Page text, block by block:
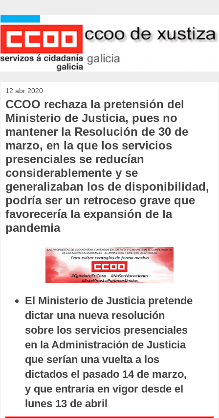
12 abr 2020
CCOO rechaza la pretensión del
Ministerio de Justicia, pues no
mantener la Resolución de 30 de
marzo, en la que los servicios
presenciales se reducían
considerablemente y se
generalizaban los de disponibilidad,
podría ser un retroceso grave que
favorecería la expansión de la
pandemia
El Ministerio de Justicia pretende
dictar una nueva resolución
sobre los servicios presenciales
en la Administración de Justicia
que serían una vuelta a los
dictados el pasado 14 de marzo,
y que entraría en vigor desde el
lunes 13 de abril